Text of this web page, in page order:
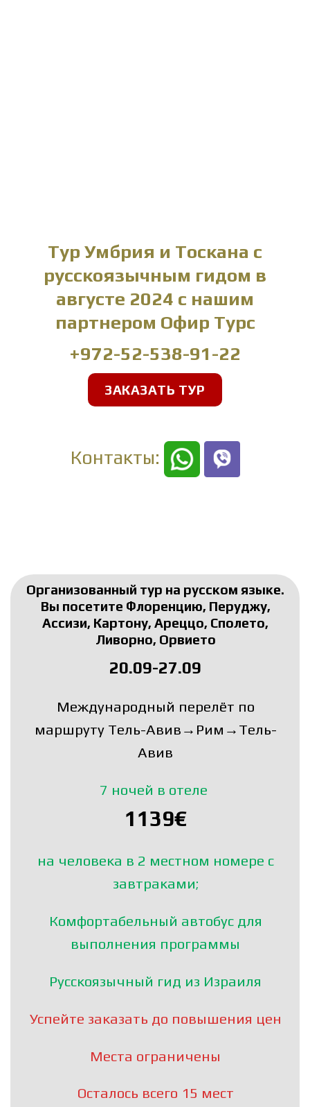
Тур Умбрия и Тоскана с
русскоязычным гидом в
августе 2024 с нашим
партнером Офир Турс
+972-52-538-91-22
ЗАКАЗАТЬ ТУР
Контакты:
Организованный тур на русском языке.
Вы посетите Флоренцию, Перуджу,
Ассизи, Картону, Ареццо, Сполето,
Ливорно, Орвието
20.09-27.09
Международный перелёт по
маршруту Тель-Авив→Рим→Тель-
Авив
7 ночей в отеле
1139€
на человека в 2 местном номере с
завтраками;
Комфортабельный автобус для
выполнения программы
Русскоязычный гид из Израиля
Успейте заказать до повышения цен
Места ограничены
Осталось всего 15 мест